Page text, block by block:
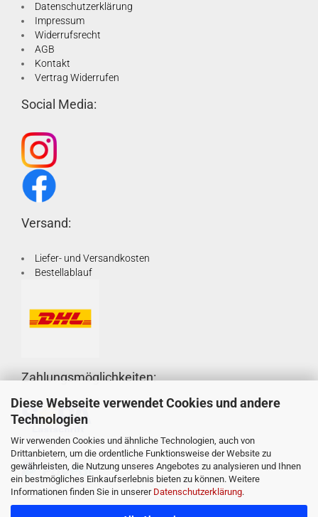
Diese Webseite verwendet Cookies und andere
Technologien
Wir verwenden Cookies und ähnliche Technologien, auch von
Drittanbietern, um die ordentliche Funktionsweise der Website zu
gewährleisten, die Nutzung unseres Angebotes zu analysieren und Ihnen
ein bestmögliches Einkaufserlebnis bieten zu können. Weitere
Informationen finden Sie in unserer Datenschutzerklärung.
Datenschutzerklärung
Impressum
Widerrufsrecht
AGB
Kontakt
Vertrag Widerrufen
Social Media:
Versand:
Liefer- und Versandkosten
Bestellablauf
Zahlungsmöglichkeiten: